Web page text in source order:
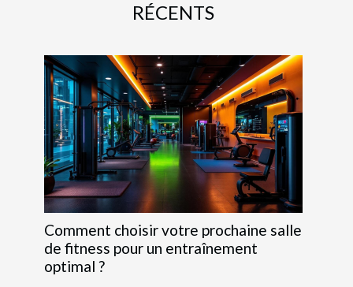
RÉCENTS
Comment choisir votre prochaine salle
de fitness pour un entraînement
optimal ?